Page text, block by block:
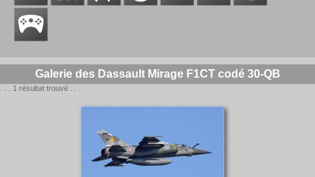
Galerie des Dassault Mirage F1CT codé 30-QB
. . . 1 résultat trouvé . . .